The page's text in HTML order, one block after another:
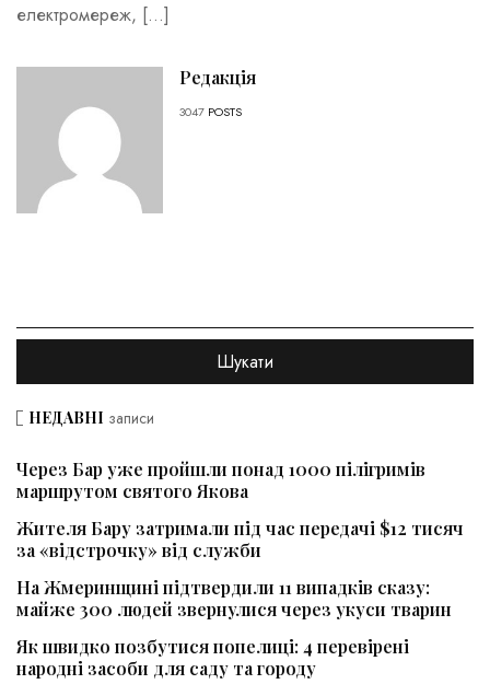
електромереж, […]
Редакція
3047 POSTS
НЕДАВНІ записи
Через Бар уже пройшли понад 1000 пілігримів
маршрутом святого Якова
Жителя Бару затримали під час передачі $12 тисяч
за «відстрочку» від служби
На Жмеринщині підтвердили 11 випадків сказу:
майже 300 людей звернулися через укуси тварин
Як швидко позбутися попелиці: 4 перевірені
народні засоби для саду та городу